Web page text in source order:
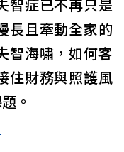
智症已不再只是
長且牽動全家的
智海嘯，如何客
住財務與照護風
。